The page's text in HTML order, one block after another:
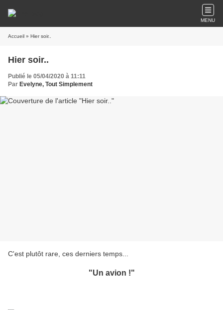
MENU
Accueil » Hier soir..
Hier soir..
Publié le 05/04/2020 à 11:11
Par Evelyne, Tout Simplement
C'est plutôt rare, ces derniers temps...
"Un avion !"